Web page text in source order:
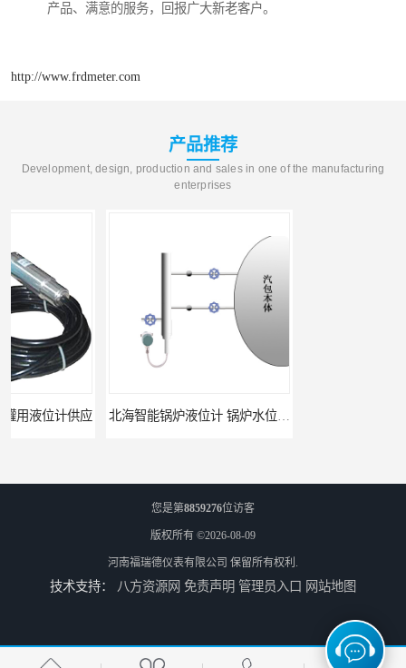
产品、满意的服务，回报广大新老客户。
http://www.frdmeter.com
产品推荐
Development, design, production and sales in one of the manufacturing
enterprises
北海智能锅炉液位计 锅炉水位计厂商 自动适应自动校准
fmu90超声波液位计 UNS 操作简单 FMP43 润滑油雷达液位计 能够提供定制服务
您是第8859276位访客
版权所有 ©2026-08-09
河南福瑞德仪表有限公司 保留所有权利.
技术支持： 八方资源网 免责声明 管理员入口 网站地图